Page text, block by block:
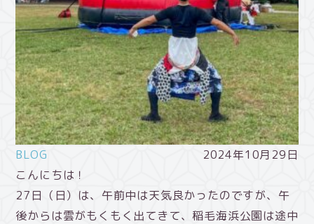
BLOG
2024年10月29日
こんにちは！
27日（日）は、午前中は天気良かったのですが、午
後からは雲がもくもく出てきて、稲毛海浜公園は途中